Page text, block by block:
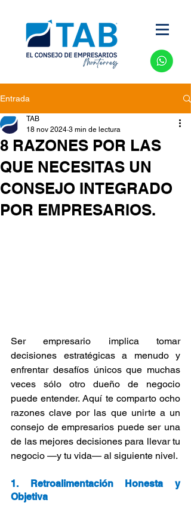
Entrada
8 RAZONES POR LAS
QUE NECESITAS UN
CONSEJO INTEGRADO
POR EMPRESARIOS.
TAB
18 nov 2024 3 min de lectura
Ser empresario implica tomar
decisiones estratégicas a menudo y
enfrentar desafíos únicos que muchas
veces sólo otro dueño de negocio
puede entender. Aquí te comparto ocho
razones clave por las que unirte a un
consejo de empresarios puede ser una
de las mejores decisiones para llevar tu
negocio —y tu vida— al siguiente nivel.
1. Retroalimentación Honesta y
Objetiva